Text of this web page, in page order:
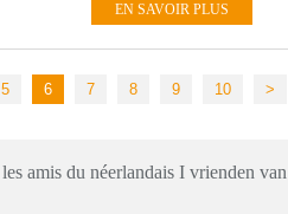
EN SAVOIR PLUS
5 6 7 8 9 10 20
30
40
50
60
70
80
90
100
200
>
les amis du néerlandais I vrienden